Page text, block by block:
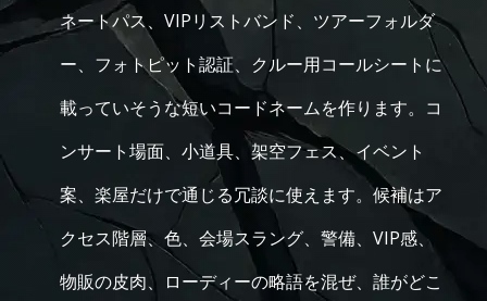
ネートパス、VIPリストバンド、ツアーフォルダ
ー、フォトピット認証、クルー用コールシートに
載っていそうな短いコードネームを作ります。コ
ンサート場面、小道具、架空フェス、イベント
案、楽屋だけで通じる冗談に使えます。候補はア
クセス階層、色、会場スラング、警備、VIP感、
物販の皮肉、ローディーの略語を混ぜ、誰がどこ